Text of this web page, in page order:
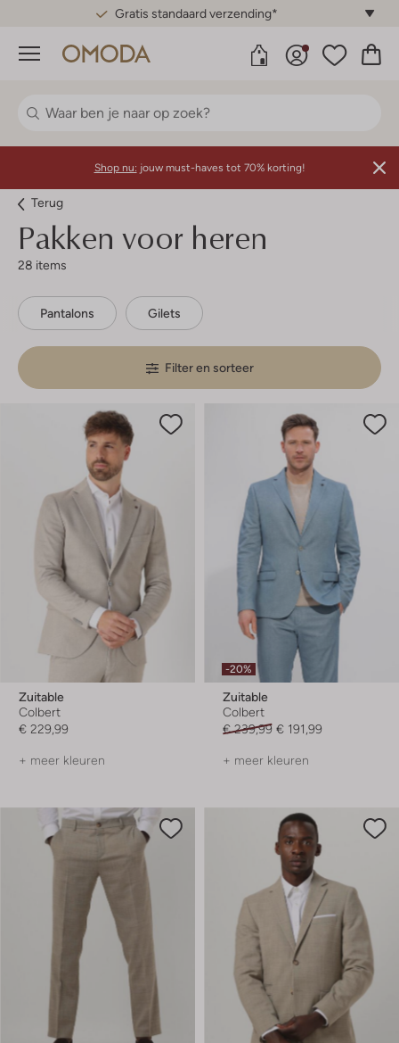
Gratis standaard verzending*
Menu
Shop nu: jouw must-haves tot 70% korting!
Terug
Pakken voor heren
28 items
Pantalons Gilets
Filter en sorteer
Zuitable
Colbert
€ 229,99
+ meer kleuren
-20%
Zuitable
Colbert
€ 239,99 € 191,99
+ meer kleuren